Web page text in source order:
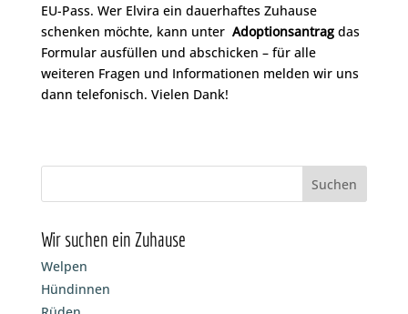
EU-Pass. Wer Elvira ein dauerhaftes Zuhause
schenken möchte, kann unter Adoptionsantragdas
Formular ausfüllen und abschicken – für alle
weiteren Fragen und Informationen melden wir uns
dann telefonisch. Vielen Dank!
Wir suchen ein Zuhause
Welpen
Hündinnen